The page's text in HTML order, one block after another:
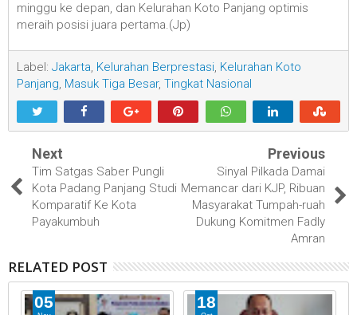
minggu ke depan, dan Kelurahan Koto Panjang optimis
meraih posisi juara pertama.(Jp)
Label: Jakarta Kelurahan Berprestasi Kelurahan Koto
Panjang Masuk Tiga Besar, Tingkat Nasional
Next
Tim Satgas Saber Pungli
Kota Padang Panjang Studi
Komparatif Ke Kota
Payakumbuh
Previous
Sinyal Pilkada Damai
Memancar dari KJP, Ribuan
Masyarakat Tumpah-ruah
Dukung Komitmen Fadly
Amran
RELATED POST
05 18